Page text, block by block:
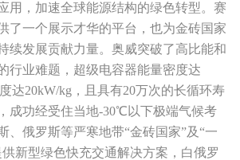
用，加速全球能源结构的绿色转型。赛
了一个展示才华的平台，也为金砖国家
续发展贡献力量。奥威突破了高比能和
行业难题，超级电容器能量密度达
达20kW/kg，且具有20万次的长循环寿
成功经受住当地-30℃以下极端气候考
、俄罗斯等严寒地带“金砖国家”及“一
新型绿色快充交通解决方案，白俄罗
系统
站系统